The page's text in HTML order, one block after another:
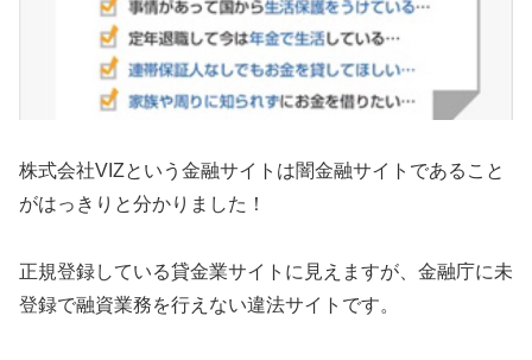
株式会社VIZという金融サイトは闇金融サイトであること
がはっきりと分かりました！
正規登録している貸金業サイトに見えますが、金融庁に未
登録で融資業務を行えない違法サイトです。